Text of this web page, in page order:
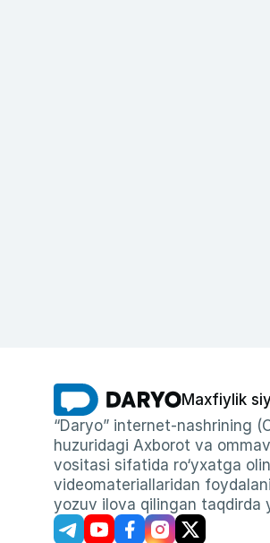
Maxfiylik
“Daryo” internet-nashrining
huzuridagi Axborot va
vositasi sifatida ro‘yxatga
videomateriallaridan
yozuv ilova qilingan taqdirda